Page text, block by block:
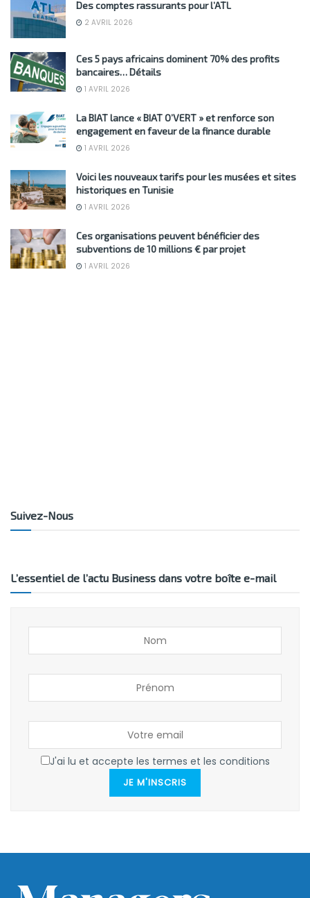
Des comptes rassurants pour l’ATL
2 AVRIL 2026
Ces 5 pays africains dominent 70% des profits
bancaires… Détails
1 AVRIL 2026
La BIAT lance « BIAT O’VERT » et renforce son
engagement en faveur de la finance durable
1 AVRIL 2026
Voici les nouveaux tarifs pour les musées et sites
historiques en Tunisie
1 AVRIL 2026
Ces organisations peuvent bénéficier des
subventions de 10 millions € par projet
1 AVRIL 2026
Suivez-Nous
L’essentiel de l’actu Business dans votre boîte e-mail
J'ai lu et accepte les termes et les conditions
JE M'INSCRIS